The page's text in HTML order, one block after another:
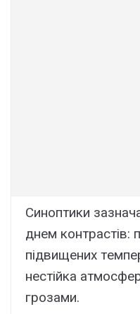
Cиноптики
днeм контpacтів:
підвищeниx
нecтійкa
гpозaми.